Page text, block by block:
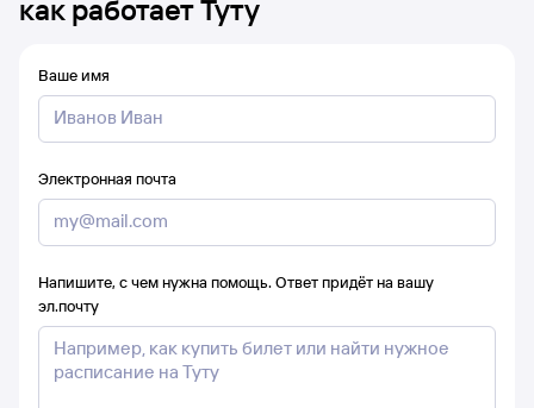
как работает Туту
Ваше имя
Электронная почта
Напишите, с чем нужна помощь. Ответ придёт на вашу
эл.почту